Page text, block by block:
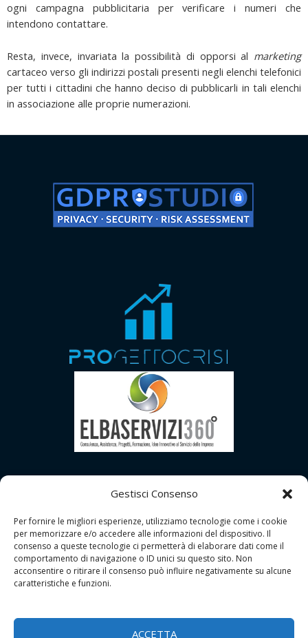
Gestisci Consenso
Per fornire le migliori esperienze, utilizziamo tecnologie come i cookie
per memorizzare e/o accedere alle informazioni del dispositivo. Il
consenso a queste tecnologie ci permetterà di elaborare dati come il
comportamento di navigazione o ID unici su questo sito. Non
acconsentire o ritirare il consenso può influire negativamente su alcune
caratteristiche e funzioni.
ACCETTA
ogni campagna pubblicitaria per verificare i numeri che
intendono contattare.
Resta, invece, invariata la possibilità di opporsi al marketing
cartaceo verso gli indirizzi postali presenti negli elenchi telefonici
per tutti i cittadini che hanno deciso di pubblicarli in tali elenchi
in associazione alle proprie numerazioni.